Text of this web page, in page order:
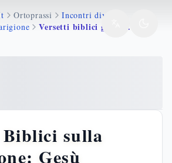
Ortoprassi
Incontri divini
Versetti biblici guarigione gesu guarisce
sulla
Gesù